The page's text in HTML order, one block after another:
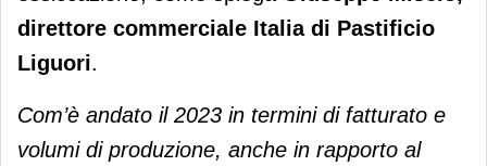
direttore commerciale Italia di Pastificio
Liguori.
Com’è andato il 2023 in termini di fatturato e
volumi di produzione, anche in rapporto al